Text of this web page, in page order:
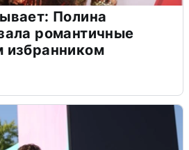
Полина
романтичные
избранником